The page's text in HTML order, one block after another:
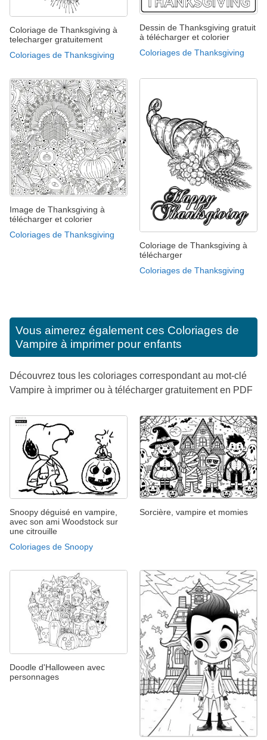
Coloriage de Thanksgiving à
telecharger gratuitement
Coloriages de Thanksgiving
Dessin de Thanksgiving gratuit
à télécharger et colorier
Coloriages de Thanksgiving
Image de Thanksgiving à
télécharger et colorier
Coloriages de Thanksgiving
Coloriage de Thanksgiving à
télécharger
Coloriages de Thanksgiving
Vous aimerez également ces Coloriages de
Vampire à imprimer pour enfants
Découvrez tous les coloriages correspondant au mot-clé
Vampire à imprimer ou à télécharger gratuitement en PDF
Snoopy déguisé en vampire,
avec son ami Woodstock sur
une citrouille
Coloriages de Snoopy
Sorcière, vampire et momies
Doodle d'Halloween avec
personnages